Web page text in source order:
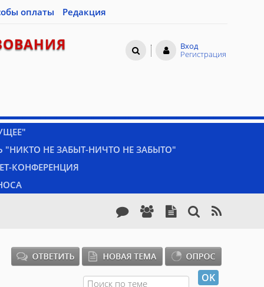
оплаты Редакция
Вход
Регистрация
"НИКТО НЕ ЗАБЫТ-НИЧТО НЕ ЗАБЫТО"
КОНФЕРЕНЦИЯ